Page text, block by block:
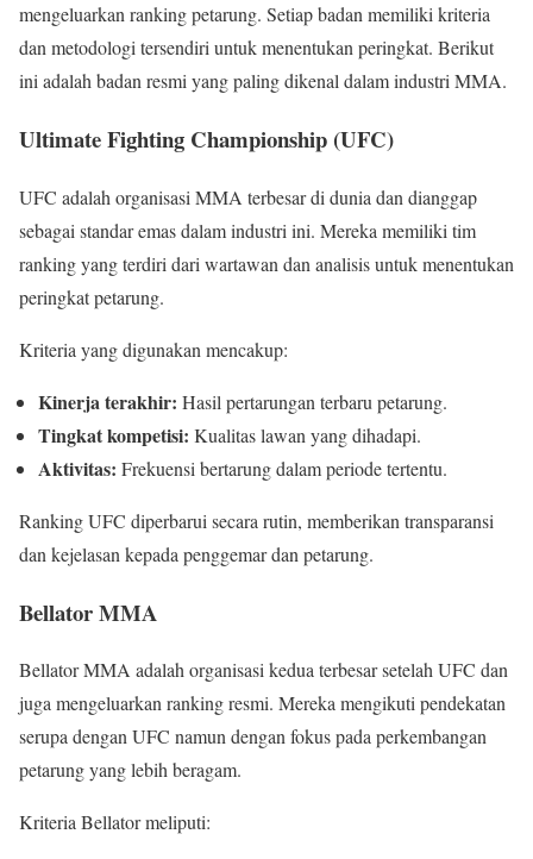
mengeluarkan ranking petarung. Setiap badan memiliki kriteria
dan metodologi tersendiri untuk menentukan peringkat. Berikut
ini adalah badan resmi yang paling dikenal dalam industri MMA.
Ultimate Fighting Championship (UFC)
UFC adalah organisasi MMA terbesar di dunia dan dianggap
sebagai standar emas dalam industri ini. Mereka memiliki tim
ranking yang terdiri dari wartawan dan analisis untuk menentukan
peringkat petarung.
Kriteria yang digunakan mencakup:
Kinerja terakhir: Hasil pertarungan terbaru petarung.
Tingkat kompetisi: Kualitas lawan yang dihadapi.
Aktivitas: Frekuensi bertarung dalam periode tertentu.
Ranking UFC diperbarui secara rutin, memberikan transparansi
dan kejelasan kepada penggemar dan petarung.
Bellator MMA
Bellator MMA adalah organisasi kedua terbesar setelah UFC dan
juga mengeluarkan ranking resmi. Mereka mengikuti pendekatan
serupa dengan UFC namun dengan fokus pada perkembangan
petarung yang lebih beragam.
Kriteria Bellator meliputi: